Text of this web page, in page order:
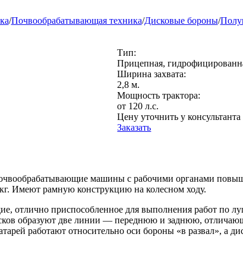
/Почвообрабатывающая техника/Дисковые бороны/
Тип:
Прицепная,
Ширина захвата:
2,8 м.
Мощность трактора:
от 120 л.с.
Цену уточнить у консультанта
Заказать
машины с рабочими органами
Имеют рамную конструкцию на колесном ходу.
отлично приспособленное для выполнения работ по
образуют две линии — переднюю и заднюю,
работают относительно оси бороны «в развал», а